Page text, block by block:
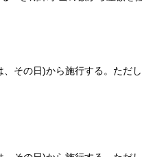
、その日)から施行する。 ただ